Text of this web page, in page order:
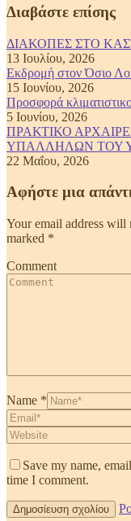
Διαβάστε επίσης
ΔΙΑΚΟΠΕΣ ΣΤΟ
13 Ιουλίου, 2026
Εκδρομή στον Όσιο
15 Ιουνίου, 2026
Προσφορά
5 Ιουνίου, 2026
ΠΡΑΚΤΙΚΟ
ΥΠΑΛΛΗΛΩΝ ΤΟΥ
22 Μαΐου, 2026
Αφήστε μια
Your email address will
marked *
Comment
Name *
Save my name,
time I comment.